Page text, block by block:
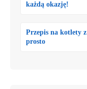
każdą okazję!
Przepis na kotlety
prosto